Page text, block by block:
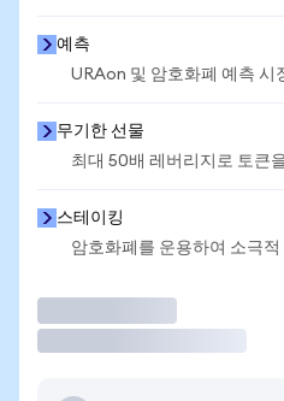
예측
URAon 및 암호화폐 예측 시
무기한 선물
최대 50배 레버리지로 토큰
스테이킹
암호화폐를 운용하여 소극